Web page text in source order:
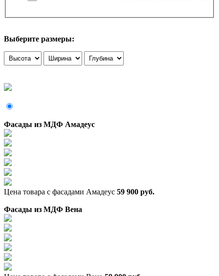
Выберите размеры:
Фасады из МДФ Амадеус
Цена товара с фасадами Амадеус 59 900 руб.
Фасады из МДФ Вена